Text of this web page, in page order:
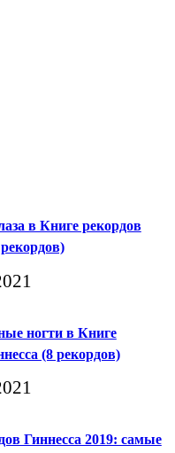
в Книге рекордов
ногти в Книге
(8 рекордов)
Гиннесса 2019: самые